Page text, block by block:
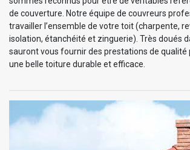
de couverture. Notre équipe de couvreurs
travailler l’ensemble de votre toit (charpente,
isolation, étanchéité et zinguerie). Très doués
sauront vous fournir des prestations de
une belle toiture durable et efficace.